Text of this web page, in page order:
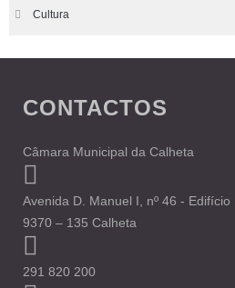
Cultura
CONTACTOS
Câmara Municipal da Calheta
Avenida D. Manuel I, nº 46 -
9370 – 135 Calheta
291 820 200